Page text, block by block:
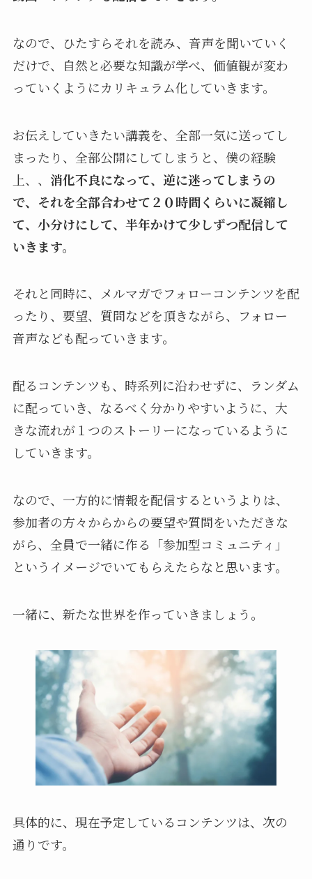
なので、ひたすらそれを読み、音声を聞いていく
だけで、自然と必要な知識が学べ、価値観が変わ
っていくようにカリキュラム化していきます。
お伝えしていきたい講義を、全部一気に送ってし
まったり、全部公開にしてしまうと、僕の経験
上、、 消化不良になって、逆に迷ってしまうの
で、それを全部合わせて２０時間くらいに凝縮し
て、小分けにして、半年かけて少しずつ配信して
いきます。
それと同時に、メルマガでフォローコンテンツを配
ったり、要望、質問などを頂きながら、フォロー
音声なども配っていきます。
配るコンテンツも、時系列に沿わせずに、ランダム
に配っていき、なるべく分かりやすいように、大
きな流れが１つのストーリーになっているように
していきます。
なので、一方的に情報を配信するというよりは、
参加者の方々からからの要望や質問をいただきな
がら、全員で一緒に作る「参加型コミュニティ」
というイメージでいてもらえたらなと思います。
一緒に、新たな世界を作っていきましょう。
具体的に、現在予定しているコンテンツは、次の
通りです。